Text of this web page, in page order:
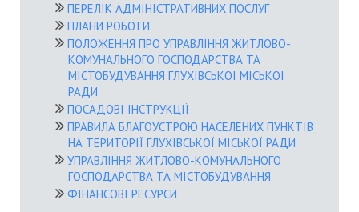
ПЕРЕЛІК АДМІНІСТРАТИВНИХ ПОСЛУГ
ПЛАНИ РОБОТИ
ПОЛОЖЕННЯ ПРО УПРАВЛІННЯ ЖИТЛОВО-
КОМУНАЛЬНОГО ГОСПОДАРСТВА ТА
МІСТОБУДУВАННЯ ГЛУХІВСЬКОЇ МІСЬКОЇ
РАДИ
ПОСАДОВІ ІНСТРУКЦІЇ
ПРАВИЛА БЛАГОУСТРОЮ НАСЕЛЕНИХ ПУНКТІВ
НА ТЕРИТОРІЇ ГЛУХІВСЬКОЇ МІСЬКОЇ РАДИ
УПРАВЛІННЯ ЖИТЛОВО-КОМУНАЛЬНОГО
ГОСПОДАРСТВА ТА МІСТОБУДУВАННЯ
ФІНАНСОВІ РЕСУРСИ